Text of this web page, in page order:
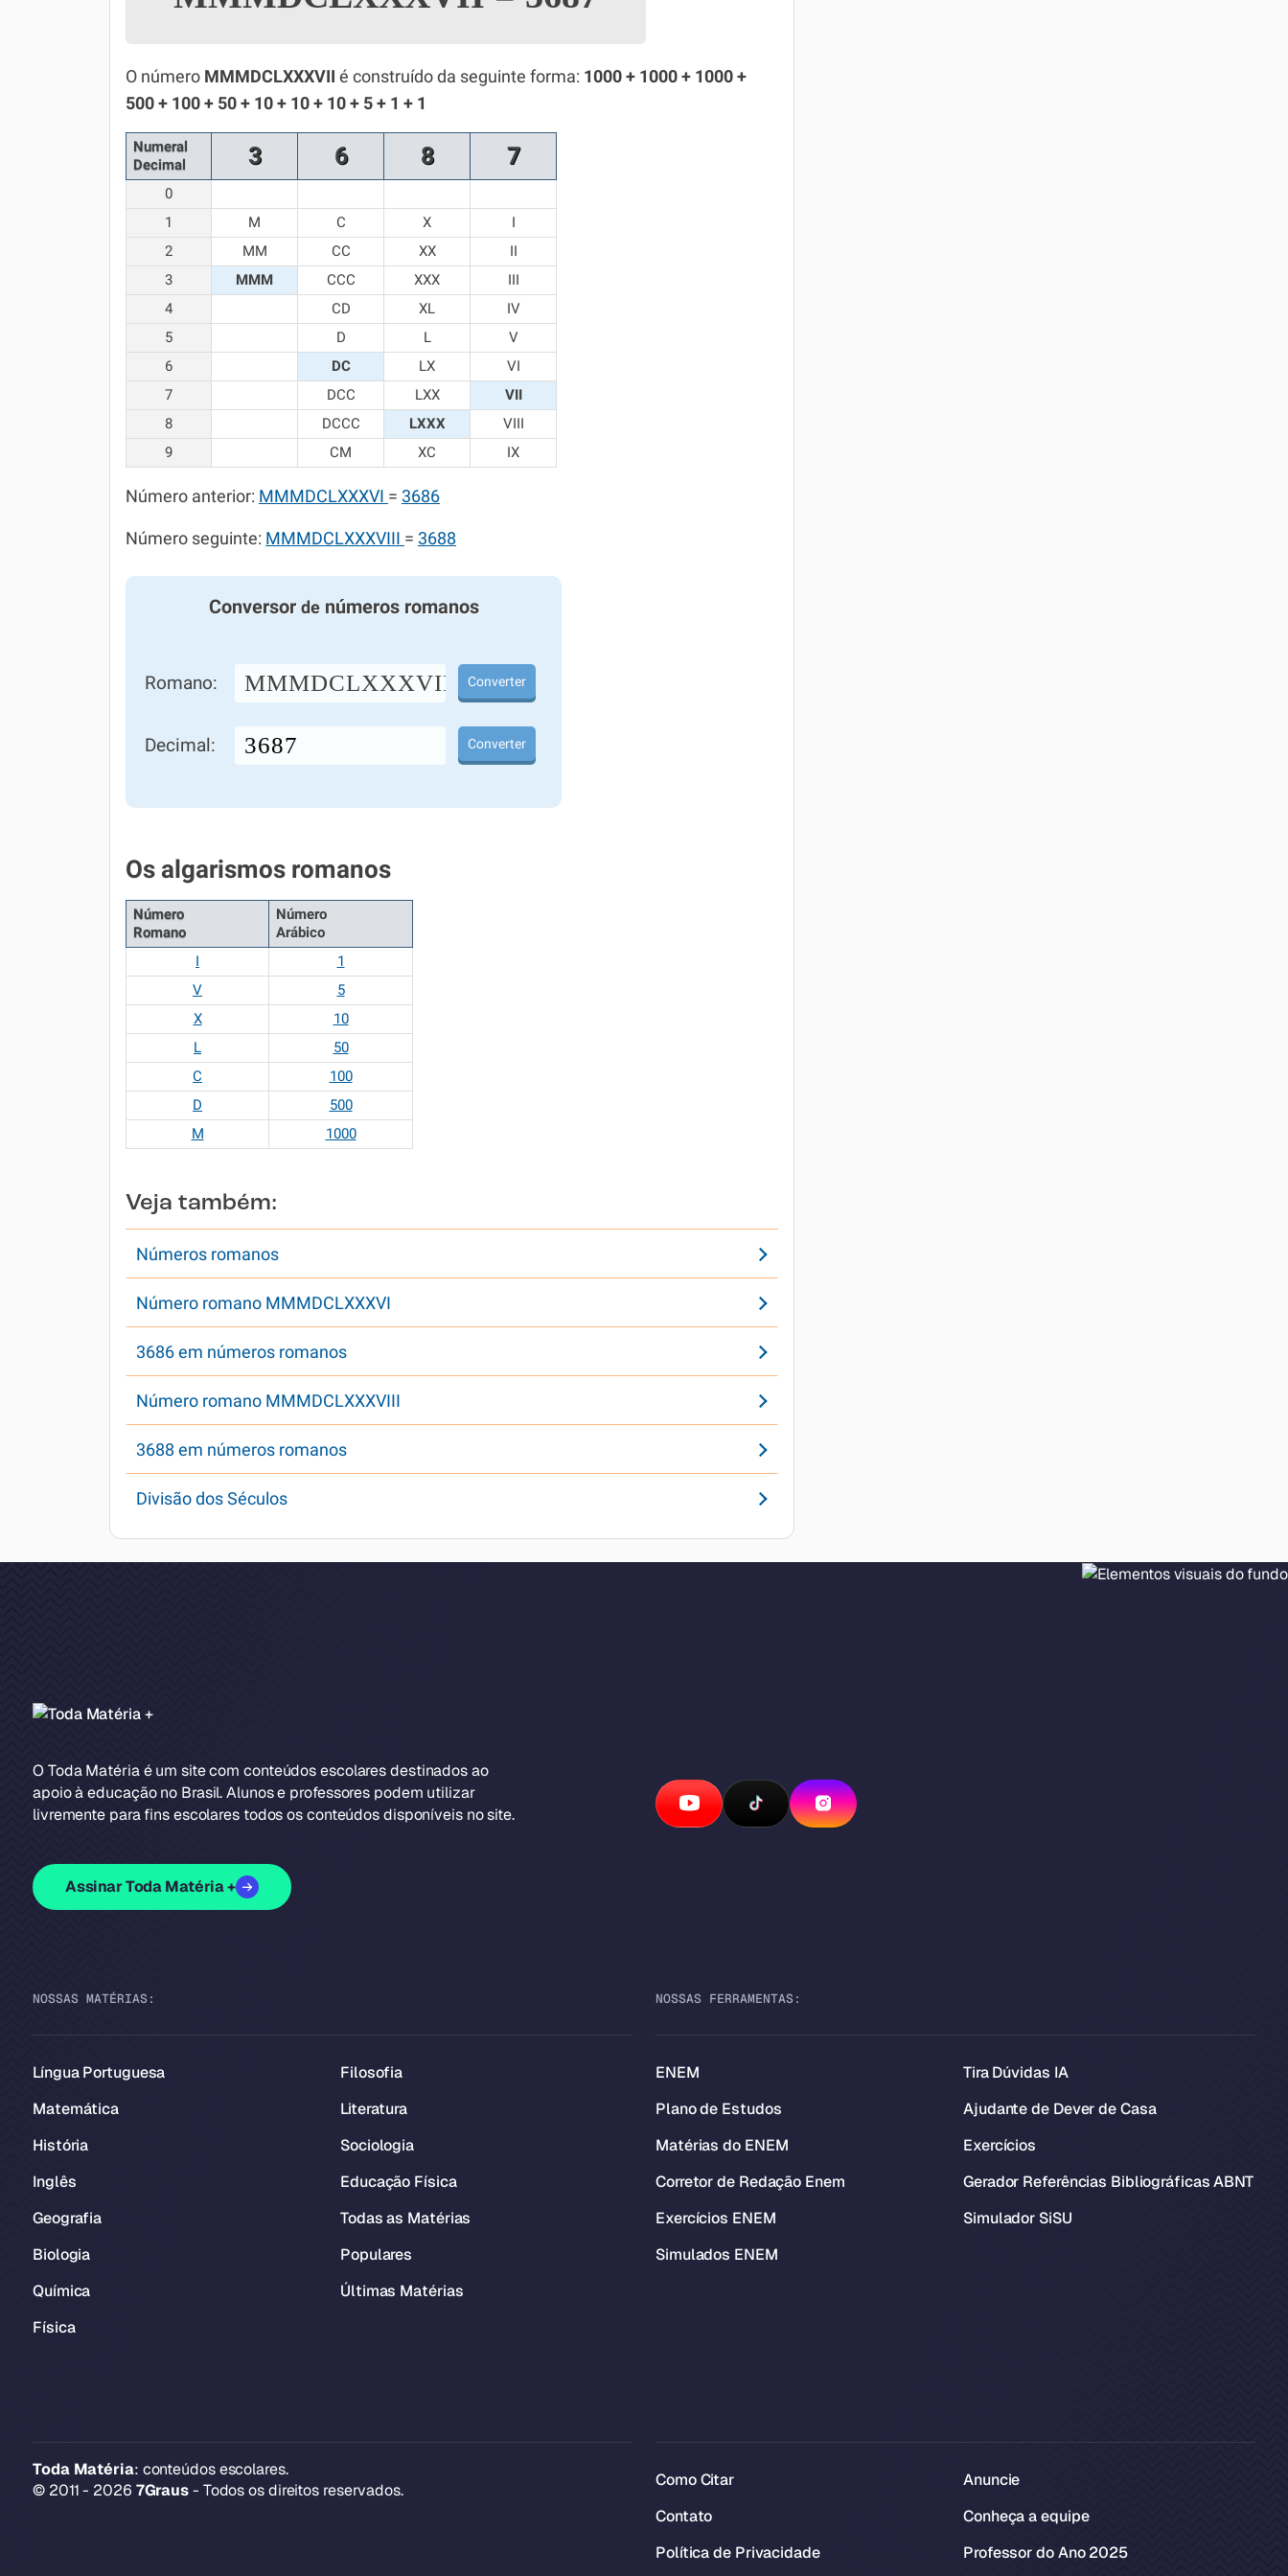
Química
Todos os Exercícios
O número MMMDCLXXXVII é construído da seguinte forma: 1000 + 1000 + 1000 +
500 + 100 + 50 + 10 + 10 + 10 + 5 + 1 + 1
Numeral
Decimal
3 6 8 7
0
1
M C X
I
2
MM CC XX
II
3
MMM CCC XXX
III
4
CD XL
IV
5
D L
V
6
DC LX
VI
7
DCC LXX
VII
8
DCCC LXXX
VIII
9
CM XC IX
Número anterior: MMMDCLXXXVI = 3686
Número seguinte: MMMDCLXXXVIII = 3688
Conversor denúmeros romanos
Romano: MMMDCLXXXVII Converter
Decimal: Converter
Os algarismos romanos
Número
Romano
Número
Arábico
I
1
V
5
X
10
L
50
C
100
D
500
M
1000
Veja também:
Números romanos
Número romano MMMDCLXXXVI
3686 em números romanos
Número romano MMMDCLXXXVIII
3688 em números romanos
Divisão dos Séculos
O Toda Matéria é um site com conteúdos escolares destinados ao
apoio à educação no Brasil. Alunos e professores podem utilizar
livremente para fins escolares todos os conteúdos disponíveis no site.
Assinar Toda Matéria +
NOSSAS MATÉRIAS:
Língua Portuguesa
Matemática
História
Inglês
Geografia
Biologia
Química
Física
Filosofia
Literatura
Sociologia
Educação Física
Todas as Matérias
Populares
Últimas Matérias
NOSSAS FERRAMENTAS:
ENEM
Plano de Estudos
Matérias do ENEM
Corretor de Redação Enem
Exercícios ENEM
Simulados ENEM
Tira Dúvidas IA
Ajudante de Dever de Casa
Exercícios
Gerador Referências Bibliográficas ABNT
Simulador SiSU
Toda Matéria: conteúdos escolares.
© 2011 - 2026 7Graus- Todos os direitos reservados.
Como Citar
Contato
Política de Privacidade
Anuncie
Conheça a equipe
Professor do Ano 2025